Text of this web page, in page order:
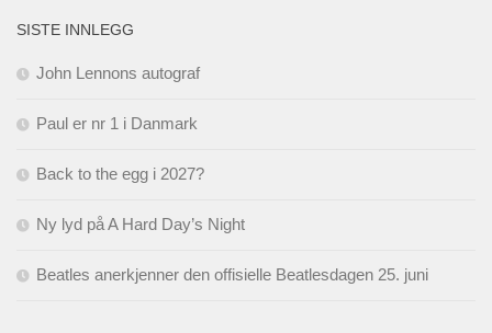
SISTE INNLEGG
John Lennons autograf
Paul er nr 1 i Danmark
Back to the egg i 2027?
Ny lyd på A Hard Day’s Night
Beatles anerkjenner den offisielle Beatlesdagen 25. juni